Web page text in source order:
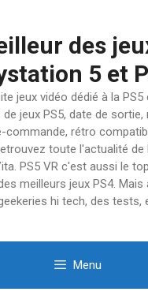
des
5 et
jeux vidéo dédié à la PS5
de jeux PS5, date de
commande, rétro
toute l'actualité de
PS5 VR c'est aussi le
meilleurs jeux PS4.
hi tech, des tests,
Menu